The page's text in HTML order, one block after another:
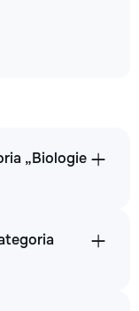
„Biologie